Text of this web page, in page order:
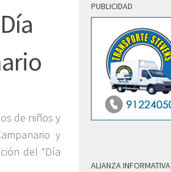
de niños y
y
del “Día
PUBLICIDAD
ALIANZA INFORMATIVA